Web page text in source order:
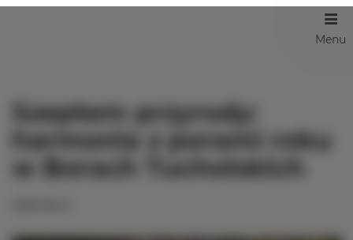
Menu
Szeptem przyrody:
harmonia z porami roku
w Borach Tucholskich